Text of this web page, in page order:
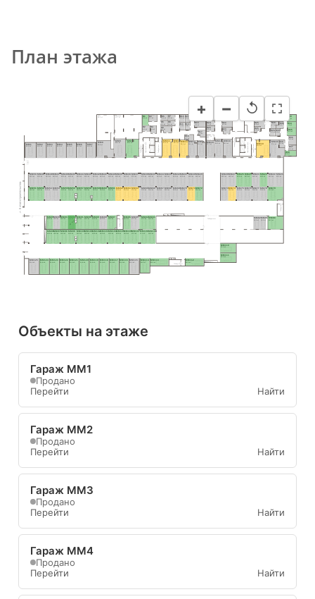
План этажа
+ − ↺
Пом. уб.
6.1 м²
Насосная
91.7 м²
58.9 м²
Тамбур-шлюз
Тамбур-шлюз
Тамбуршлюз
Тамбуршлюз
Тамбуршлюз
Тамбур-шлюз
Тамбуршлюз Лифтовый холл
Лифтовый холл
Тамбур-шлюз
Н1
9.4 м²
Н2
Н3
Н4
6.4 м²
Н5
5.4 м²
Н6
Н7
5.2 м²
Н8
Н9
9.8 м²
Н10
5.5 м²
Н11
5.4 м²
Н12
5.3 м²
Н13
5.2м²
Н15
Н16
6.3 м²
Н17
6.5 м²
Н19
5.7 м²
Н20
6.0 м²
Н22
8.5 м²
Н23
Н25
9.8 м²
Н26
4.8 м²
Н28
Н29
5.1 м²
Н30
5.4 м²
Н31
5.6 м²
Н33
Н34
7.9 м²
Н35
9.4 м²
Н36
9.5 м²
Н37
Н38
5.6 м²
Н39
8.8 м²
MM1
22.3 м²
MM2
22.3 м²
MM3
22.3 м²
MM4
22.3 м²
MM5
22.3 м²
MM6
22.3 м²
MM7
22.3 м²
MM8
35.8 м²
MM9
28.4 м²
MM10
30.6 м²
MM11 MM12
20.2 м² MM13
20.0 м²
MM14 MM15
17.9 м²
MM16 MM17
20.2 м²
MM18
22.5 м² MM19
31.8 м²
MM20
27.4 м²
MM21
15.5 м²
MM22
MM23
15.9 м²
MM24
15.9 м²
MM25
15.9 м²
MM26
15.9 м²
MM27
15.9 м²
MM28
MM29
15.5 м²
MM30
MM31
15.9 м²
MM32
MM33
15.9 м²
MM34
15.9 м²
MM35
15.9 м²
MM36
17.0 м²
MM37
17.0 м²
MM38
15.9 м²
MM39
15.9 м²
MM40
15.9 м²
MM41
15.9 м²
MM42
MM43
15.9 м²
MM44
15.9 м²
MM45
15.9 м²
MM46
15.9 м²
MM47
15.9 м²
MM48
MM49
15.9 м²
MM50
MM51
15.9 м²
MM52
15.9 м²
MM53
15.9 м²
MM54
15.9 м²
MM55
15.9 м²
MM56
15.9 м²
MM57
15.9 м²
MM58
15.9 м²
MM59
15.9 м²
MM60
15.9 м²
MM61
15.9 м²
MM62
15.9 м²
MM63
15.9 м²
MM64
17.0 м²
MM65
17.0 м²
MM66
15.9 м²
MM67
15.9 м²
MM68
15.9 м²
MM69
15.9 м²
MM70
15.9 м²
MM71
15.9 м²
MM72
15.5 м²
MM73
15.5 м²
MM74
15.9 м²
MM75
15.9 м²
MM76
15.9 м²
MM77
15.9 м²
MM78
15.9 м²
MM79
15.9 м²
MM80
29.5 м²
MM81
MM82
MM83
15.5 м²
MM84
17.1 м²
MM85
17.1 м²
MM86
15.5 м²
MM87
18.6 м²
MM88
15.9 м²
MM89
15.9 м²
MM90
15.9 м²
MM91
15.9 м²
MM92
MM93
15.9 м²
MM94
15.9 м²
MM95
15.5 м²
MM96
15.9 м²
MM97
15.9 м²
MM98
15.9 м²
MM99
15.9 м²
MM100
15.9 м²
MM101
15.9 м²
MM102
15.9 м²
MM103
15.9 м²
MM104
15.9 м²
MM105
15.9 м²
MM106
15.9 м²
MM107
17.1 м²
MM108
17.1 м²
MM109
15.5 м²
MM110
21.0 м²
MM111
21.0 м²
MM112
22.9 м²
MM113
22.9 м²
MM114
19.8 м²
MM115
MM116
21.6 м²
MM117
21.6 м²
MM118
21.6 м²
MM119
21.6 м²
MM120
21.6 м²
MM121
21.6 м²
MM122
21.6 м²
MM123
21.6 м²
MM124
21.6 м²
MM125
23.4 м²
Вы здесь
II этап строительства
Объекты на этаже
Гараж ММ1
Продано
Перейти
Найти
Гараж ММ2
Продано
Перейти
Найти
Гараж ММ3
Продано
Перейти
Найти
Гараж ММ4
Продано
Перейти
Найти